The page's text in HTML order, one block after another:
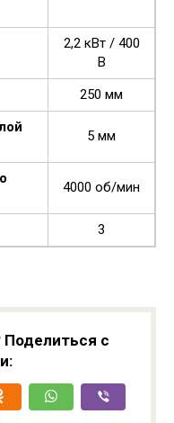
2,2 кВт / 400
В
250 мм
5 мм
4000 об/мин
3
Поделиться с